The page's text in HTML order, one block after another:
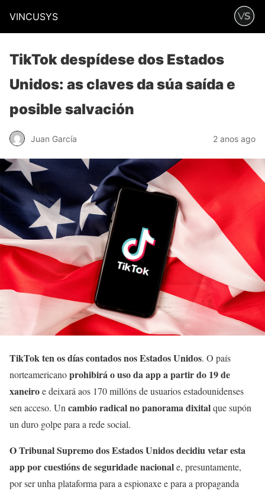
VINCUSYS
TikTok despídese dos Estados
Unidos: as claves da súa saída e
posible salvación
Juan García 2 anos ago
TikTok ten os días contados nos Estados Unidos. O país
norteamericanoprohibirá o uso da app a partir do 19 de
xaneiroe deixará aos 170 millóns de usuarios estadounidenses
sen acceso. Un cambio radical no panorama dixitalque supón
un duro golpe para a rede social.
O Tribunal Supremo dos Estados Unidos decidiu vetar esta
app por cuestións de seguridade nacionale, presuntamente,
por ser unha plataforma para a espionaxe e para a propaganda